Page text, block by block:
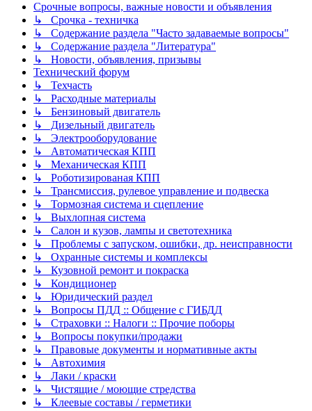
Срочные вопросы, важные новости и объявления
↳ Срочка - техничка
↳ Содержание раздела "Часто задаваемые вопросы"
↳ Содержание раздела "Литература"
↳ Новости, объявления, призывы
Технический форум
↳ Техчасть
↳ Расходные материалы
↳ Бензиновый двигатель
↳ Дизельный двигатель
↳ Электрооборудование
↳ Автоматическая КПП
↳ Механическая КПП
↳ Роботизированая КПП
↳ Трансмиссия, рулевое управление и подвеска
↳ Тормозная система и сцепление
↳ Выхлопная система
↳ Салон и кузов, лампы и светотехника
↳ Проблемы с запуском, ошибки, др. неисправности
↳ Охранные системы и комплексы
↳ Кузовной ремонт и покраска
↳ Кондиционер
↳ Юридический раздел
↳ Вопросы ПДД :: Общение с ГИБДД
↳ Страховки :: Налоги :: Прочие поборы
↳ Вопросы покупки/продажи
↳ Правовые документы и нормативные акты
↳ Автохимия
↳ Лаки / краски
↳ Чистящие / моющие стредства
↳ Клеевые составы / герметики